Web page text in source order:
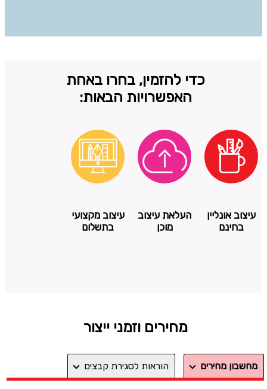
כדי להזמין, בחרו באחת
האפשרויות הבאות:
עיצוב אונליין
בחינם
העלאת עיצוב
מוכן
עיצוב מקצועי
בתשלום
מחירים וזמני ייצור
מחשבון מחירים הוראות לסגירת קבצים